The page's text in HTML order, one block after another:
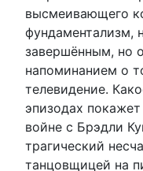
высмеивающего
фундаментализм,
завершённым, но
напоминанием о
телевидение.
эпизодах
войне с Брэдли
трагический
танцовщицей на